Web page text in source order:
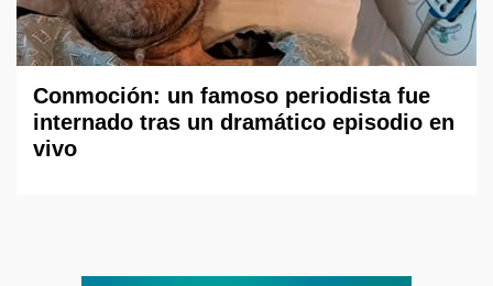
Conmoción: un famoso periodista fue
internado tras un dramático episodio en
vivo